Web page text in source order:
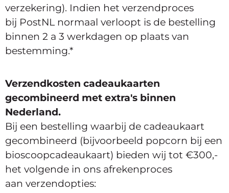
verzekering). Indien het verzendproces
bij PostNL normaal verloopt is de bestelling
binnen 2 a 3 werkdagen op plaats van
bestemming.*
Verzendkosten cadeaukaarten
gecombineerd met extra's binnen
Nederland.
Bij een bestelling waarbij de cadeaukaart
gecombineerd (bijvoorbeeld popcorn bij een
bioscoopcadeaukaart) bieden wij tot €300,-
het volgende in ons afrekenproces
aan verzendopties: